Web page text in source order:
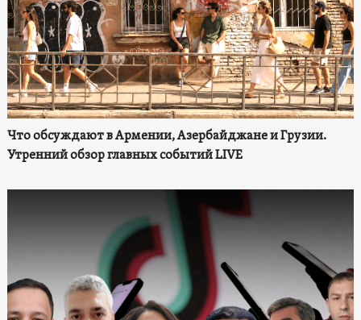
Что обсуждают в Армении, Азербайджане и Грузии.
Утренний обзор главных событий LIVE